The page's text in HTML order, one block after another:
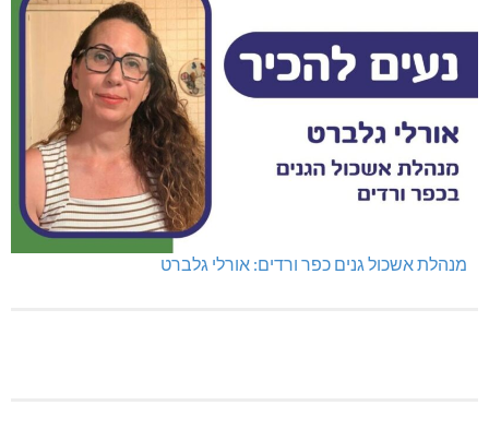
מנהלת אשכול גנים כפר ורדים: אורלי גלברט